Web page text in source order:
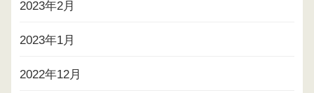
2023年2月
2023年1月
2022年12月